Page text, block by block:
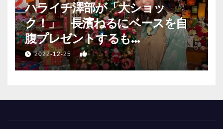
ハライチ澤部が「大ショッ
ク！」 長濱ねるにベースを自
腹プレゼントするも…
2022-12-25 1